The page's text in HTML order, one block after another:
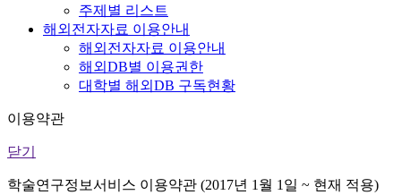
주제별 리스트
해외전자자료 이용안내
해외전자자료 이용안내
해외DB별 이용권한
대학별 해외DB 구독현황
이용약관
닫기
학술연구정보서비스 이용약관 (2017년 1월 1일 ~ 현재 적용)